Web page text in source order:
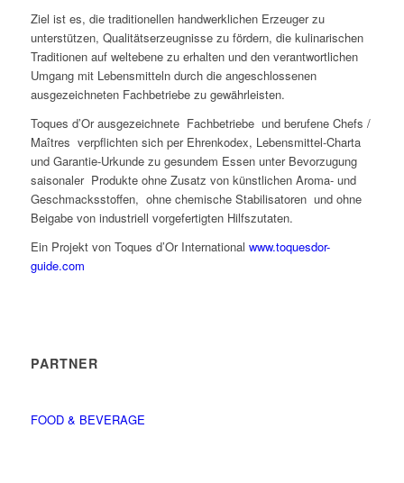
Ziel ist es, die traditionellen handwerklichen Erzeuger zu
unterstützen, Qualitätserzeugnisse zu fördern, die kulinarischen
Traditionen auf weltebene zu erhalten und den verantwortlichen
Umgang mit Lebensmitteln durch die angeschlossenen
ausgezeichneten Fachbetriebe zu gewährleisten.
Toques d’Or ausgezeichnete Fachbetriebe und berufene Chefs /
Maîtres verpflichten sich per Ehrenkodex, Lebensmittel-Charta
und Garantie-Urkunde zu gesundem Essen unter Bevorzugung
saisonaler Produkte ohne Zusatz von künstlichen Aroma- und
Geschmacksstoffen, ohne chemische Stabilisatoren und ohne
Beigabe von industriell vorgefertigten Hilfszutaten.
Ein Projekt von Toques d’Or International www.toquesdor-
guide.com
PARTNER
FOOD & BEVERAGE